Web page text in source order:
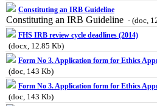
Constituting an IRB Guideline
Constituting an IRB Guideline - (doc,
FHS IRB review cycle deadlines (2014)
(docx, 12.85 Kb)
Form No 3. Application form for Ethics
(doc, 143 Kb)
Form No 3. Application form for Ethics
(doc, 143 Kb)